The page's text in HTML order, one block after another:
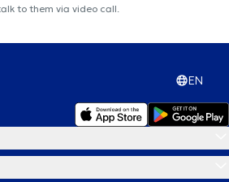
the doctoranytime team, based on verified
to them via video call.
EN